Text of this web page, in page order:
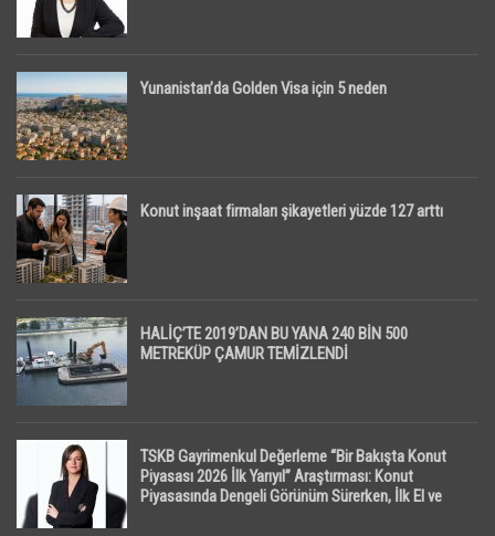
Yunanistan’da Golden Visa için 5 neden
Konut inşaat firmaları şikayetleri yüzde 127 arttı
HALİÇ’TE 2019’DAN BU YANA 240 BİN 500
METREKÜP ÇAMUR TEMİZLENDİ
TSKB Gayrimenkul Değerleme “Bir Bakışta Konut
Piyasası 2026 İlk Yarıyıl” Araştırması: Konut
Piyasasında Dengeli Görünüm Sürerken, İlk El ve